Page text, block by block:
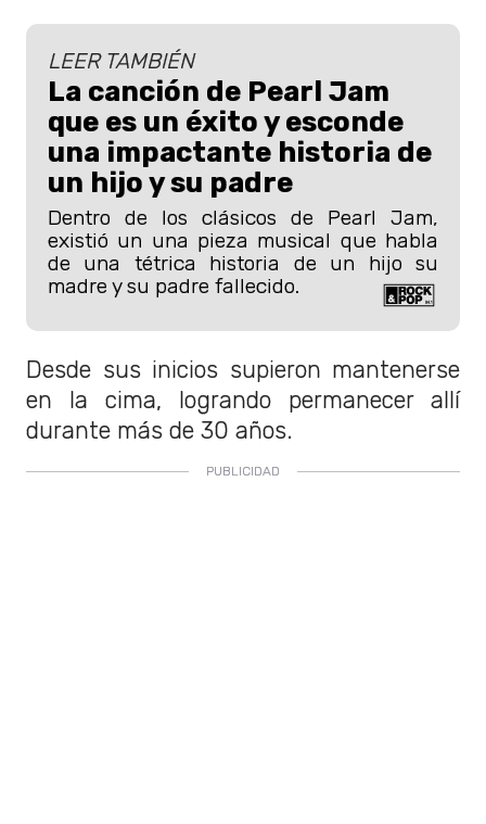
LEER TAMBIÉN
La canción de Pearl Jam
que es un éxito y esconde
una impactante historia de
un hijo y su padre
Dentro de los clásicos de Pearl Jam,
existió un una pieza musical que habla
de una tétrica historia de un hijo su
madre y su padre fallecido.
Desde sus inicios supieron mantenerse
en la cima, logrando permanecer allí
durante más de 30 años.